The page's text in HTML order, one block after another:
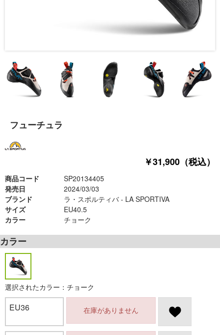
フューチュラ
￥31,900（税込）
商品コード
SP20134405
発売日
2024/03/03
ブランド
ラ・スポルティバ - LA SPORTIVA
サイズ
EU40.5
カラー
チョーク
カラー
選択されたカラー：チョーク
EU36 在庫がありません